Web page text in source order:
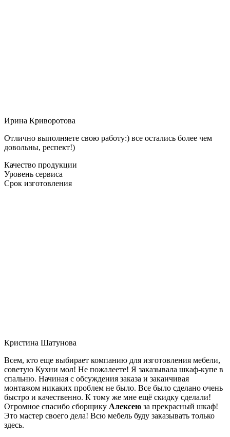
Ирина Криворотова
Отлично выполняете свою работу:) все остались более чем
довольны, респект!)
Качество продукции
Уровень сервиса
Срок изготовления
Кристина Шатунова
Всем, кто еще выбирает компанию для изготовления мебели,
советую Кухни мол! Не пожалеете! Я заказывала шкаф-купе в
спальню. Начиная с обсуждения заказа и заканчивая
монтажом никаких проблем не было. Все было сделано очень
быстро и качественно. К тому же мне ещё скидку сделали!
Огромное спасибо сборщику Алексею за прекрасный шкаф!
Это мастер своего дела! Всю мебель буду заказывать только
здесь.